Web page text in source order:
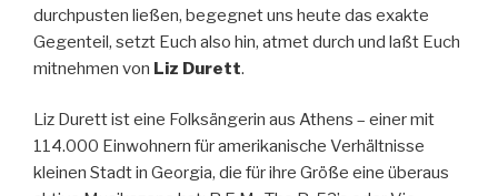
durchpusten ließen, begegnet uns heute das exakte
Gegenteil, setzt Euch also hin, atmet durch und laßt Euch
mitnehmen von Liz Durett.
Liz Durett ist eine Folksängerin aus Athens – einer mit
114.000 Einwohnern für amerikanische Verhältnisse
kleinen Stadt in Georgia, die für ihre Größe eine überaus